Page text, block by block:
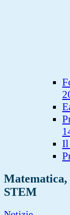
Il
Matematica,
STEM